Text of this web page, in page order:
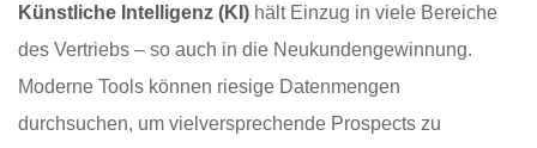
Künstliche Intelligenz (KI) hält Einzug in viele Bereiche
des Vertriebs – so auch in die Neukundengewinnung.
Moderne Tools können riesige Datenmengen
durchsuchen, um vielversprechende Prospects zu